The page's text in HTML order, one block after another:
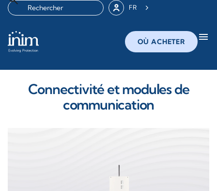
FR
OÙ ACHETER menu
Connectivité et modules de
communication